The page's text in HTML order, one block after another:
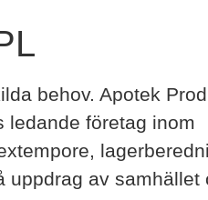
behov. Apotek
ledande företag inom
uppdrag av samhället